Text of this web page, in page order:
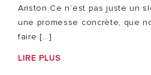
Ariston Ce n’est pas juste un
une promesse concrète, que
faire [...]
LIRE PLUS